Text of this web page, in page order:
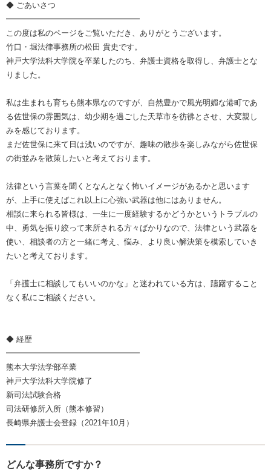
◆ ごあいさつ
━━━━━━━━━━━━━━━━━
この度は私のページをご覧いただき、ありがとうございます。
竹口・堀法律事務所の松田 貴史です。
神戸大学法科大学院を卒業したのち、弁護士資格を取得し、弁護士とな
りました。
私は生まれも育ちも熊本県なのですが、自然豊かで風光明媚な港町であ
る佐世保の雰囲気は、幼少期を過ごした天草市を彷彿とさせ、大変親し
みを感じております。
まだ佐世保に来て日は浅いのですが、趣味の散歩を楽しみながら佐世保
の街並みを散策したいと考えております。
法律という言葉を聞くとなんとなく怖いイメージがあるかと思います
が、上手に使えばこれ以上に心強い武器は他にはありません。
相談に来られる皆様は、一生に一度経験するかどうかというトラブルの
中、勇気を振り絞って来所される方々ばかりなので、法律という武器を
使い、相談者の方と一緒に考え、悩み、より良い解決策を模索していき
たいと考えております。
「弁護士に相談してもいいのかな」と迷われている方は、躊躇すること
なく私にご相談ください。
◆ 経歴
━━━━━━━━━━━━━━━━━
熊本大学法学部卒業
神戸大学法科大学院修了
新司法試験合格
司法研修所入所（熊本修習）
長崎県弁護士会登録（2021年10月）
どんな事務所ですか？